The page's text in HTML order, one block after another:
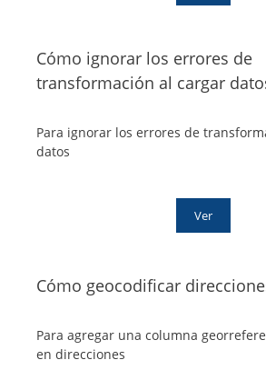
Cómo ignorar los errores de
transformación al cargar
Para ignorar los errores de
datos
Ver
Cómo geocodificar
Para agregar una columna
en direcciones